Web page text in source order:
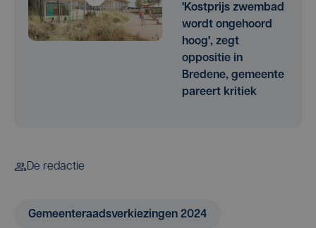
'Kostprijs zwembad
wordt ongehoord
hoog', zegt
oppositie in
Bredene, gemeente
pareert kritiek
De redactie
Gemeenteraadsverkiezingen 2024